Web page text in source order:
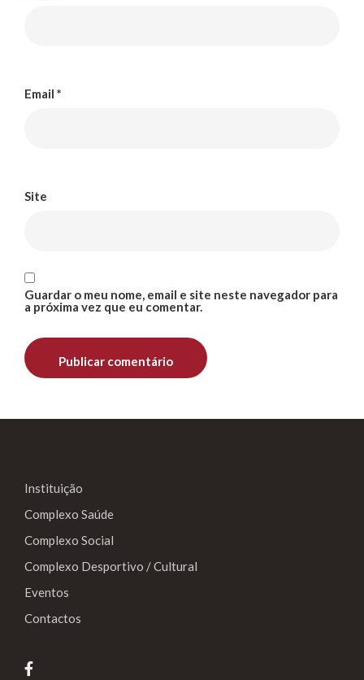
Email *
Site
Guardar o meu nome, email e site neste navegador para
a próxima vez que eu comentar.
Instituição
Complexo Saúde
Complexo Social
Complexo Desportivo / Cultural
Eventos
Contactos